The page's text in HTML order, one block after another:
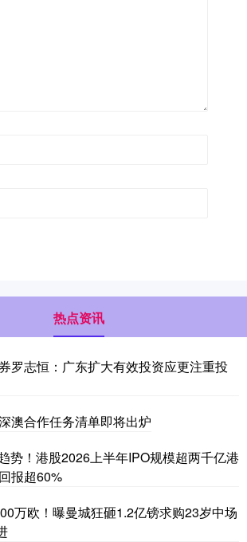
热点资讯
罗志恒：广东扩大有效投资应更注重投
澳合作任务清单即将出炉
势！港股2026上半年IPO规模超两千亿港
报超60%
万欧！曝曼城狂砸1.2亿镑求购23岁中场